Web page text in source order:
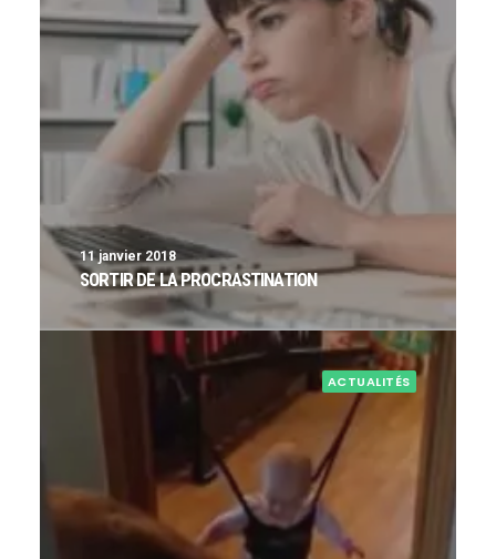
11 janvier 2018
SORTIR DE LA PROCRASTINATION
ACTUALITÉS